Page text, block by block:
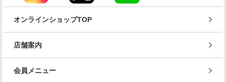
オンラインショップTOP
店舗案内
会員メニュー